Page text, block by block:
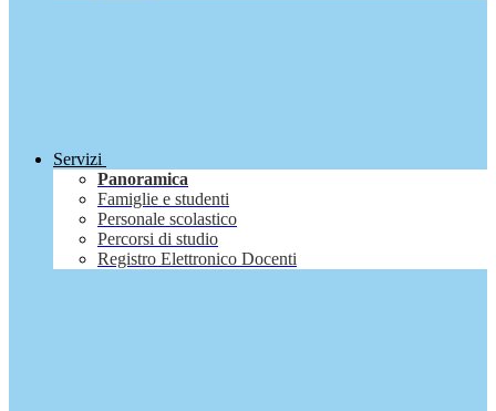
Servizi
Panoramica
Famiglie e studenti
Personale scolastico
Percorsi di studio
Registro Elettronico Docenti